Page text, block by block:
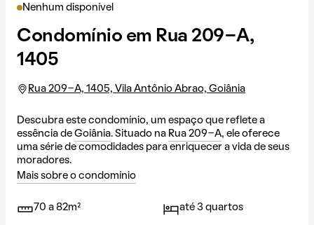
Nenhum disponível
Condomínio em Rua 209-A,
1405
Rua 209-A, 1405, Vila Antônio Abrao, Goiânia
Descubra este condomínio, um espaço que reflete a
essência de Goiânia. Situado na Rua 209-A, ele oferece
uma série de comodidades para enriquecer a vida de seus
moradores.
Mais sobre o condomínio
70 a 82m² até 3 quartos